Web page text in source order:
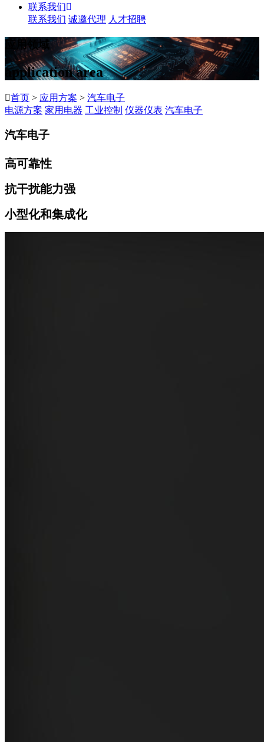
联系我们
联系我们 诚邀代理 人才招聘
应用领域
application area
首页 > 应用方案 > 汽车电子
电源方案 家用电器 工业控制 仪器仪表 汽车电子
汽车电子
高可靠性
抗干扰能力强
小型化和集成化